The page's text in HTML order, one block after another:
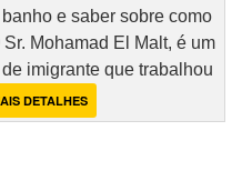
e saber sobre como
Mohamad El Malt, é um
imigrante que trabalhou
DETALHES